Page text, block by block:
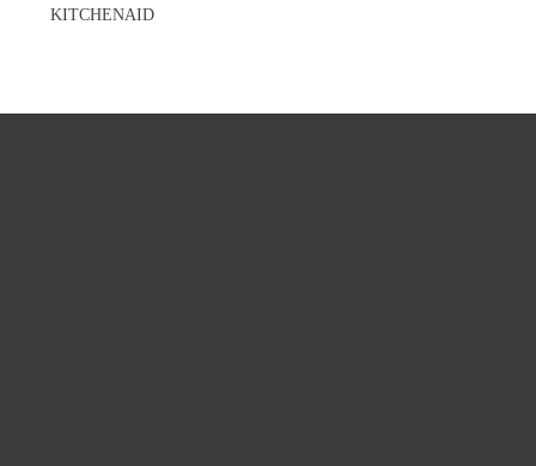
KITCHENAID